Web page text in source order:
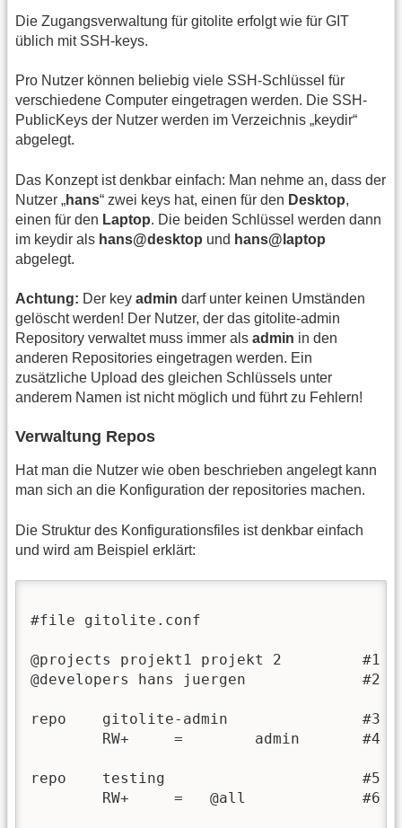
Die Zugangsverwaltung für gitolite erfolgt wie für GIT
üblich mit SSH-keys.
Pro Nutzer können beliebig viele SSH-Schlüssel für
verschiedene Computer eingetragen werden. Die SSH-
PublicKeys der Nutzer werden im Verzeichnis „keydir“
abgelegt.
Das Konzept ist denkbar einfach: Man nehme an, dass der
Nutzer „hans“ zwei keys hat, einen für den Desktop,
einen für den Laptop. Die beiden Schlüssel werden dann
im keydir als hans@desktop und hans@laptop
abgelegt.
Achtung: Der key admin darf unter keinen Umständen
gelöscht werden! Der Nutzer, der das gitolite-admin
Repository verwaltet muss immer als admin in den
anderen Repositories eingetragen werden. Ein
zusätzliche Upload des gleichen Schlüssels unter
anderem Namen ist nicht möglich und führt zu Fehlern!
Verwaltung Repos
Hat man die Nutzer wie oben beschrieben angelegt kann
man sich an die Konfiguration der repositories machen.
Die Struktur des Konfigurationsfiles ist denkbar einfach
und wird am Beispiel erklärt:
#file gitolite.conf
@projects projekt1 projekt 2         #1
@developers hans juergen             #2
repo    gitolite-admin               #3
        RW+     =  	 admin       #4
repo    testing                      #5
        RW+     =   @all             #6